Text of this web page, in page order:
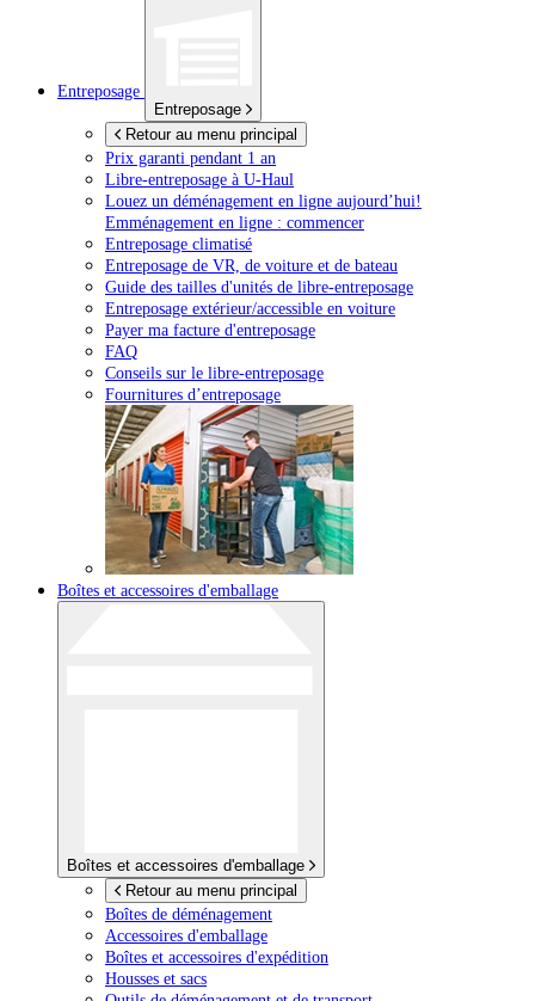
Entreposage
Entreposage
Retour au menu principal
Prix garanti pendant 1 an
Libre-entreposage à U-Haul
Louez un déménagement en ligne aujourd’hui!
Emménagement en ligne : commencer
Entreposage climatisé
Entreposage de VR, de voiture et de bateau
Guide des tailles d'unités de libre-entreposage
Entreposage extérieur/accessible en voiture
Payer ma facture d'entreposage
FAQ
Conseils sur le libre-entreposage
Fournitures d’entreposage
Boîtes et accessoires d'emballage
Boîtes et accessoires d'emballage
Retour au menu principal
Boîtes de déménagement
Accessoires d'emballage
Boîtes et accessoires d'expédition
Housses et sacs